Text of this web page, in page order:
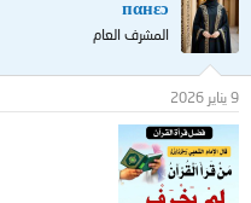
пαнεɔ
المشرف العام
9 يناير 2026